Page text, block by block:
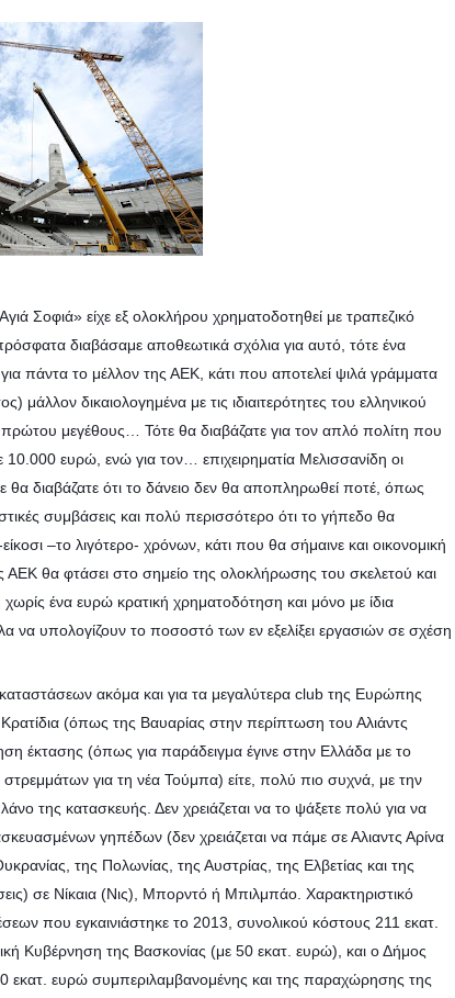
είχε εξ ολοκλήρου χρηματοδοτηθεί με τραπεζικό
διαβάσαμε αποθεωτικά σχόλια για αυτό, τότε ένα
πάντα το μέλλον της ΑΕΚ, κάτι που αποτελεί ψιλά γράμματα
δικαιολογημένα με τις ιδιαιτερότητες του ελληνικού
μεγέθους… Τότε θα διαβάζατε για τον απλό πολίτη που
10.000 ευρώ, ενώ για τον… επιχειρηματία Μελισσανίδη οι
διαβάζατε ότι το δάνειο δεν θα αποπληρωθεί ποτέ, όπως
συμβάσεις και πολύ περισσότερο ότι το γήπεδο θα
–το λιγότερο- χρόνων, κάτι που θα σήμαινε και οικονομική
θα φτάσει στο σημείο της ολοκλήρωσης του σκελετού και
ένα ευρώ κρατική χρηματοδότηση και μόνο με ίδια
να υπολογίζουν το ποσοστό των εν εξελίξει εργασιών σε σχέση
ακόμα και για τα μεγαλύτερα club της Ευρώπης
(όπως της Βαυαρίας στην περίπτωση του Αλιάντς
έκτασης (όπως για παράδειγμα έγινε στην Ελλάδα με το
για τη νέα Τούμπα) είτε, πολύ πιο συχνά, με την
της κατασκευής. Δεν χρειάζεται να το ψάξετε πολύ για να
γηπέδων (δεν χρειάζεται να πάμε σε Αλιαντς Αρίνα
της Πολωνίας, της Αυστρίας, της Ελβετίας και της
σε Νίκαια (Νις), Μπορντό ή Μπιλμπάο. Χαρακτηριστικό
που εγκαινιάστηκε το 2013, συνολικού κόστους 211 εκατ.
Κυβέρνηση της Βασκονίας (με 50 εκατ. ευρώ), και ο Δήμος
εκατ. ευρώ συμπεριλαμβανομένης και της παραχώρησης της